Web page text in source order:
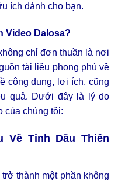
ích dành cho bạn.
Video Dalosa?
chỉ đơn thuần là nơi
tài liệu phong phú về
công dụng, lợi ích, cũng
quả. Dưới đây là lý do
của chúng tôi:
Về Tinh Dầu Thiên
thành một phần không